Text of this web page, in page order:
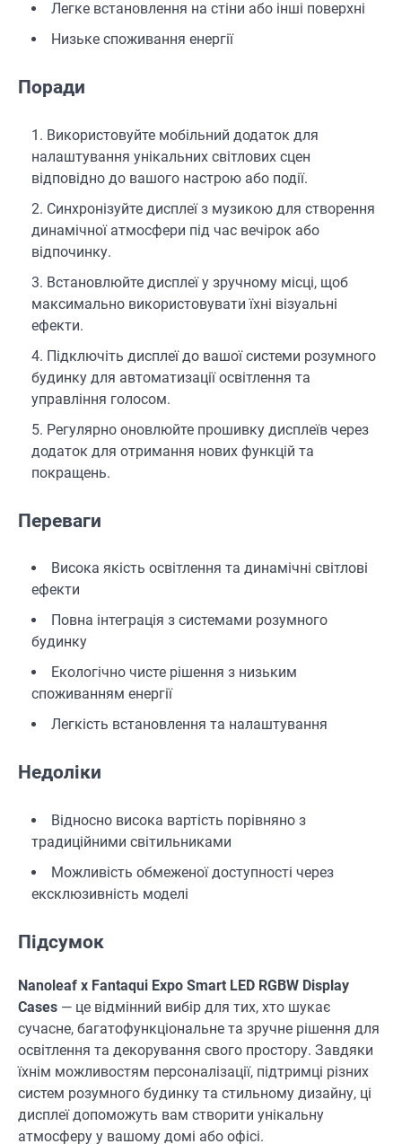
Легке встановлення на стіни або інші поверхні
Низьке споживання енергії
Поради
Використовуйте мобільний додаток для
налаштування унікальних світлових сцен
відповідно до вашого настрою або події.
Синхронізуйте дисплеї з музикою для створення
динамічної атмосфери під час вечірок або
відпочинку.
Встановлюйте дисплеї у зручному місці, щоб
максимально використовувати їхні візуальні
ефекти.
Підключіть дисплеї до вашої системи розумного
будинку для автоматизації освітлення та
управління голосом.
Регулярно оновлюйте прошивку дисплеїв через
додаток для отримання нових функцій та
покращень.
Переваги
Висока якість освітлення та динамічні світлові
ефекти
Повна інтеграція з системами розумного
будинку
Екологічно чисте рішення з низьким
споживанням енергії
Легкість встановлення та налаштування
Недоліки
Відносно висока вартість порівняно з
традиційними світильниками
Можливість обмеженої доступності через
ексклюзивність моделі
Підсумок
Nanoleaf x Fantaqui Expo Smart LED RGBW Display
Cases — це відмінний вибір для тих, хто шукає
сучасне, багатофункціональне та зручне рішення для
освітлення та декорування свого простору. Завдяки
їхнім можливостям персоналізації, підтримці різних
систем розумного будинку та стильному дизайну, ці
дисплеї допоможуть вам створити унікальну
атмосферу у вашому домі або офісі.